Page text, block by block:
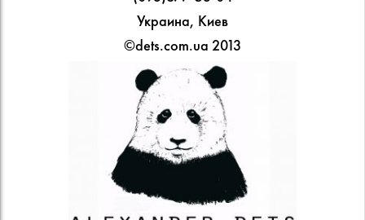
Украина, Киев
©dets.com.ua 2013